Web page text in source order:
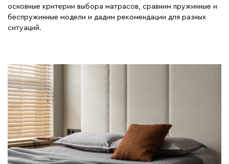
основные критерии выбора матрасов, сравним пружинные и
беспружинные модели и дадим рекомендации для разных
ситуаций.